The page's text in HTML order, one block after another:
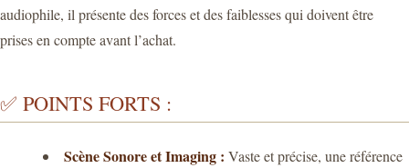
audiophile, il présente des forces et des faiblesses qui doivent être
prises en compte avant l’achat.
✅ POINTS FORTS :
Scène Sonore et Imaging : Vaste et précise, une référence